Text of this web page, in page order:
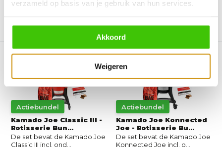
verzameld op basis van je gebruik van hun services.
Akkoord
Weigeren
Actiebundel
Kamado Joe Classic III -
Rotisserie Bun...
De set bevat de Kamado Joe
Classic III incl. ond...
Actiebundel
Kamado Joe Konnected
Joe - Rotisserie Bu...
De set bevat de Kamado Joe
Konnected Joe incl. o...